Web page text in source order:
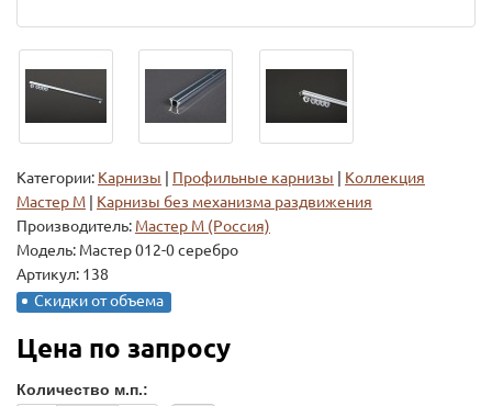
Категории: Карнизы Профильные карнизы
Коллекция
Мастер М
Карнизы без механизма раздвижения
Производитель: Мастер М (Россия)
Модель: Мастер 012-0 серебро
Артикул: 138
Скидки от объема
Цена по запросу
Количество м.п.: